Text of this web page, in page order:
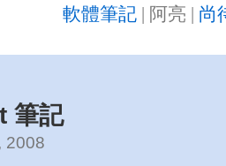
軟體筆記 | 阿亮 | 尚
筆記
2008